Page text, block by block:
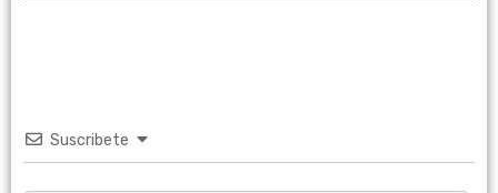
Suscribete